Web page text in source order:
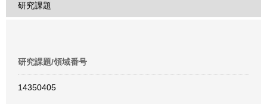
研究課題
研究課題/領域番号
14350405